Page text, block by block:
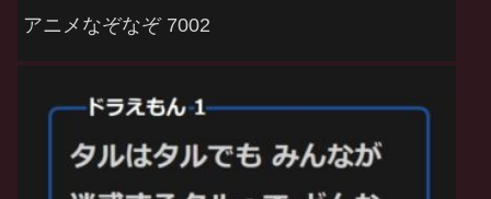
アニメなぞなぞ 7002